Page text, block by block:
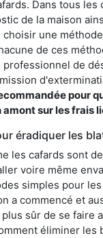
Dans tous les
de la maison
une
de ces
professionnel de
pour
sur les frais
éradiquer les
les cafards sont
voire même
simples pour
a commencé et
sûr de se faire
éliminer les